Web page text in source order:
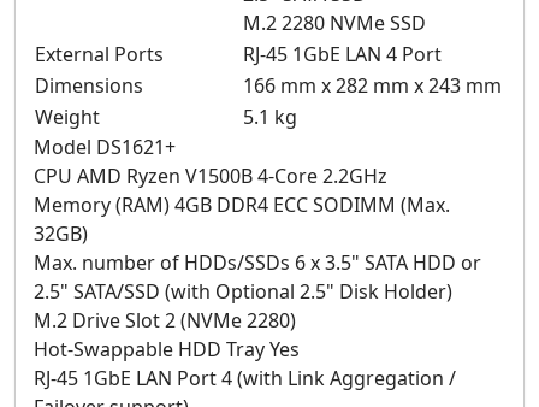
M.2 2280 NVMe SSD
External Ports
RJ-45 1GbE LAN 4 Port
Dimensions
166 mm x 282 mm x 243 mm
Weight
5.1 kg
Model DS1621+
CPU AMD Ryzen V1500B 4-Core 2.2GHz
Memory (RAM) 4GB DDR4 ECC SODIMM (Max.
32GB)
Max. number of HDDs/SSDs 6 x 3.5" SATA HDD or
2.5" SATA/SSD (with Optional 2.5" Disk Holder)
M.2 Drive Slot 2 (NVMe 2280)
Hot-Swappable HDD Tray Yes
RJ-45 1GbE LAN Port 4 (with Link Aggregation /